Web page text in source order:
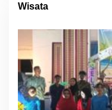
Wisata